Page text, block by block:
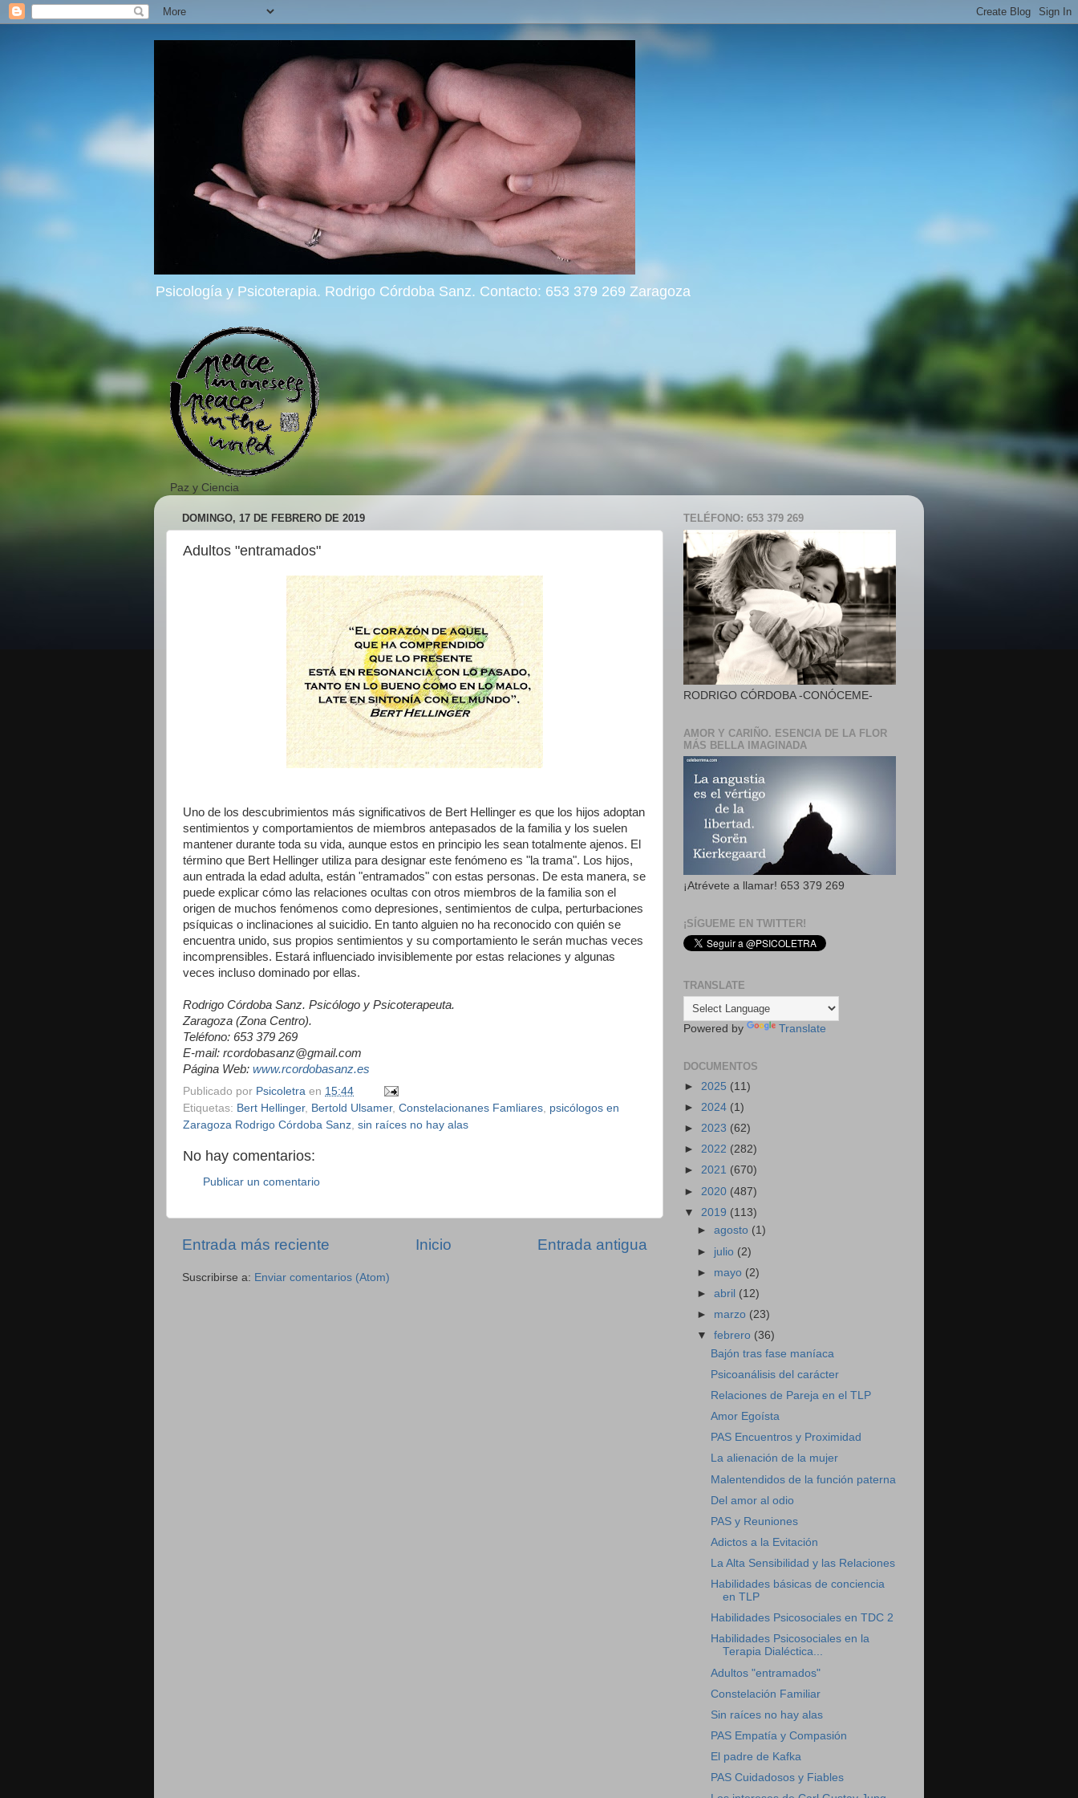
Psicología y Psicoterapia. Rodrigo Córdoba Sanz. Contacto: 653 379 269 Zaragoza
Paz y Ciencia
DOMINGO, 17 DE FEBRERO DE 2019
Adultos "entramados"
Uno de los descubrimientos más significativos de Bert Hellinger es que los hijos adoptan
sentimientos y comportamientos de miembros antepasados de la familia y los suelen
mantener durante toda su vida, aunque estos en principio les sean totalmente ajenos. El
término que Bert Hellinger utiliza para designar este fenómeno es "la trama". Los hijos,
aun entrada la edad adulta, están "entramados" con estas personas. De esta manera, se
puede explicar cómo las relaciones ocultas con otros miembros de la familia son el
origen de muchos fenómenos como depresiones, sentimientos de culpa, perturbaciones
psíquicas o inclinaciones al suicidio. En tanto alguien no ha reconocido con quién se
encuentra unido, sus propios sentimientos y su comportamiento le serán muchas veces
incomprensibles. Estará influenciado invisiblemente por estas relaciones y algunas
veces incluso dominado por ellas.
Rodrigo Córdoba Sanz. Psicólogo y Psicoterapeuta.
Zaragoza (Zona Centro).
Teléfono: 653 379 269
E-mail: rcordobasanz@gmail.com
Página Web: www.rcordobasanz.es
Publicado por Psicoletra en 15:44
Etiquetas: Bert Hellinger, Bertold Ulsamer, Constelacionanes Famliares psicólogos en
Zaragoza Rodrigo Córdoba Sanz sin raíces no hay alas
No hay comentarios:
Publicar un comentario
Entrada más reciente Entrada antigua
Inicio
Suscribirse a: Enviar comentarios (Atom)
TELÉFONO: 653 379 269
RODRIGO CÓRDOBA -CONÓCEME-
AMOR Y CARIÑO. ESENCIA DE LA FLOR
MÁS BELLA IMAGINADA
¡Atrévete a llamar! 653 379 269
¡SÍGUEME EN TWITTER!
TRANSLATE
Powered by Translate
DOCUMENTOS
► 2025 (11)
► 2024 (1)
► 2023 (62)
► 2022 (282)
► 2021 (670)
► 2020 (487)
▼ 2019 (113)
►agosto (1)
► julio (2)
► mayo (2)
►abril (12)
► marzo (23)
▼febrero (36)
Bajón tras fase maníaca
Psicoanálisis del carácter
Relaciones de Pareja en el TLP
Amor Egoísta
PAS Encuentros y Proximidad
La alienación de la mujer
Malentendidos de la función paterna
Del amor al odio
PAS y Reuniones
Adictos a la Evitación
La Alta Sensibilidad y las Relaciones
Habilidades básicas de conciencia
en TLP
Habilidades Psicosociales en TDC 2
Habilidades Psicosociales en la
Terapia Dialéctica...
Adultos "entramados"
Constelación Familiar
Sin raíces no hay alas
PAS Empatía y Compasión
El padre de Kafka
PAS Cuidadosos y Fiables